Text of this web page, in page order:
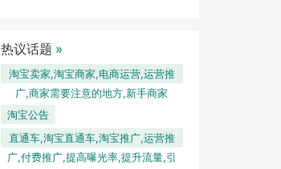
热议话题 »
淘宝卖家,淘宝商家,电商运营,运营推
广,商家需要注意的地方,新手商家
淘宝公告
直通车,淘宝直通车,淘宝推广,运营推
广,付费推广,提高曝光率,提升流量,引